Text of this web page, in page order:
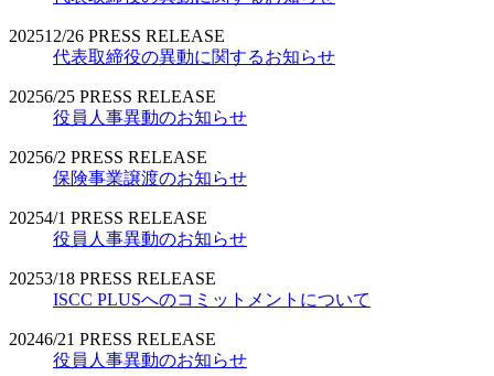
202512/26 PRESS RELEASE
代表取締役の異動に関するお知らせ
20256/25 PRESS RELEASE
役員人事異動のお知らせ
20256/2 PRESS RELEASE
保険事業譲渡のお知らせ
20254/1 PRESS RELEASE
役員人事異動のお知らせ
20253/18 PRESS RELEASE
ISCC PLUSへのコミットメントについて
20246/21 PRESS RELEASE
役員人事異動のお知らせ